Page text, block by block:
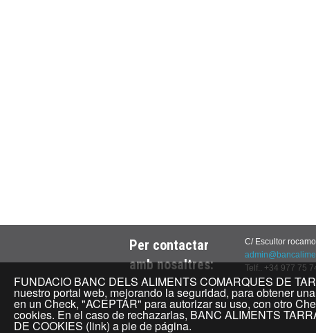
Per contactar
amb nosaltres:
C/ Escultor
Telf.. +34 977 75
FUNDACIO BANC DELS ALIMENTS COMARQUES DE
nuestro portal web, mejorando la seguridad, para obtener
en un Check, "ACEPTAR" para autorizar su uso, con otro
cookies. En el caso de rechazarlas, BANC ALIMENTS
DE COOKIES (link) a pie de página.